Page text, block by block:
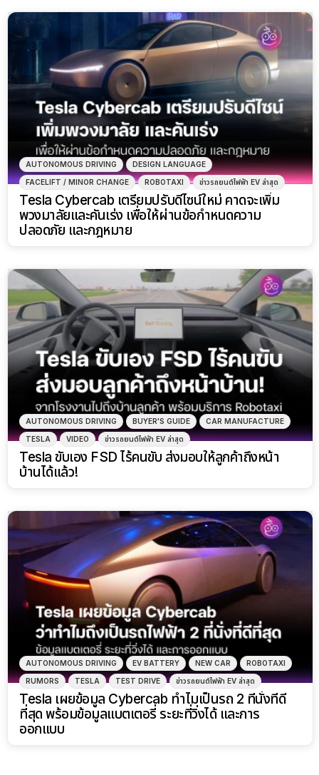
AUTONOMOUS DRIVING DESIGN LANGUAGE
FACELIFT / MINOR CHANGE ROBOTAXI ข่าวรถยนต์ไฟฟ้า EV ล่าสุด
Tesla Cybercab เตรียมปรับดีไซน์ใหม่ คาดจะเพิ่ม
พวงมาลัยและคันเร่ง เพื่อให้ผ่านข้อกำหนดความ
ปลอดภัย และกฎหมาย
AUTONOMOUS DRIVING BUYER'S GUIDE CAR MANUFACTURE
TESLA VIDEO ข่าวรถยนต์ไฟฟ้า EV ล่าสุด
Tesla ขับเอง FSD ไร้คนขับ ส่งมอบให้ลูกค้าถึงหน้า
บ้านได้แล้ว!
AUTONOMOUS DRIVING EV BATTERY NEW CAR ROBOTAXI
RUMORS TESLA TEST DRIVE ข่าวรถยนต์ไฟฟ้า EV ล่าสุด
Tesla เผยข้อมูล Cybercab ทำไมเป็นรถ 2 ที่นั่งที่ดี
ที่สุด พร้อมข้อมูลแบตเตอรี่ ระยะที่วิ่งได้ และการ
ออกแบบ